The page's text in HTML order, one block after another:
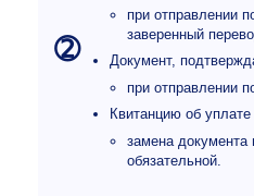
➁
при отправлении
заверенный
Документ,
при отправлении
Квитанцию об
замена документа
обязательной.